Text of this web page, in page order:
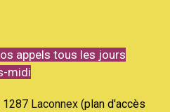
appels tous les jours
midi
Laconnex (plan d'accès